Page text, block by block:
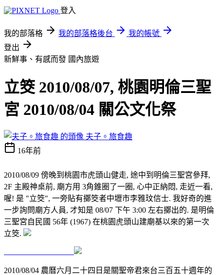
登入
我的部落格 我的部落格後台
我的帳號
登出
新鮮事、有感而發 國內旅遊
立筊 2010/08/07, 桃園明倫三聖
宮 2010/08/04 關公文化祭
夫子。旅食趣
16年前
2010/08/09 傍晚到桃園市虎頭山健走, 途中到明倫三聖宮參拜,
2F 主殿神桌前, 廟方用 3角錐圈了一圈, 心中正納悶, 走近一看,
喔! 是 "立筊", 一旁貼有擲筊者中壢市李雅玟信士. 我好奇的進
一步詢問廟方人員, 才知是 08/07 下午 3:00 左右擲出的. 是明倫
三聖宮自民國 56年 (1967) 在桃園虎頭山建廟基以來的第一次
立筊.
2010/08/04 農曆六月二十四日是關聖帝君來台三百五十週年的